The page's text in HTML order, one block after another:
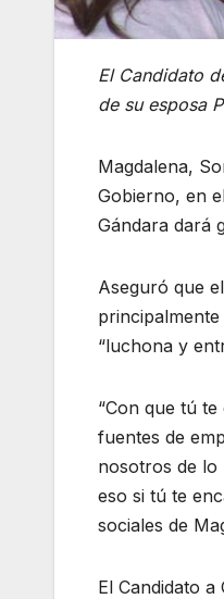
El Candidato
de su esposa
Magdalena,
Gobierno, en
Gándara dará
Aseguró que
“luchona y
“Con que tú
fuentes de
nosotros de lo
eso si tú te
sociales de
El Candidato